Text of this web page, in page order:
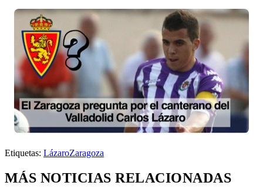
Etiquetas: LázaroZaragoza
MÁS NOTICIAS RELACIONADAS